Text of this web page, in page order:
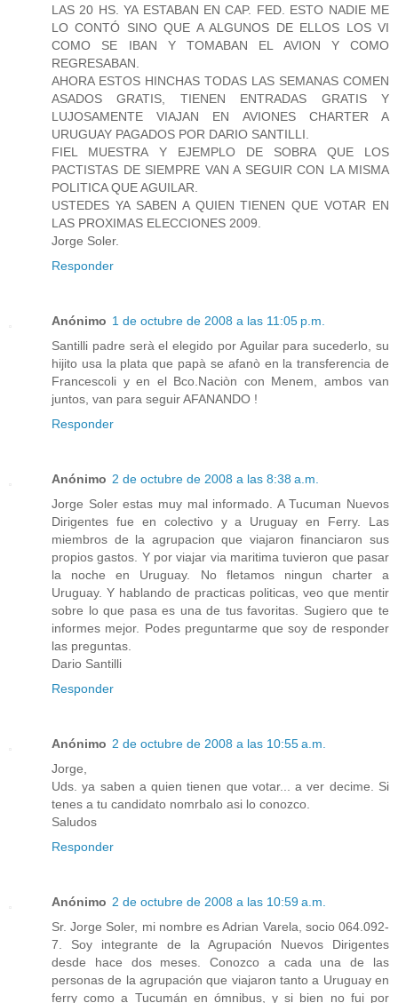
LAS 20 HS. YA ESTABAN EN CAP. FED. ESTO NADIE ME
LO CONTÓ SINO QUE A ALGUNOS DE ELLOS LOS VI
COMO SE IBAN Y TOMABAN EL AVION Y COMO
REGRESABAN.
AHORA ESTOS HINCHAS TODAS LAS SEMANAS COMEN
ASADOS GRATIS, TIENEN ENTRADAS GRATIS Y
LUJOSAMENTE VIAJAN EN AVIONES CHARTER A
URUGUAY PAGADOS POR DARIO SANTILLI.
FIEL MUESTRA Y EJEMPLO DE SOBRA QUE LOS
PACTISTAS DE SIEMPRE VAN A SEGUIR CON LA MISMA
POLITICA QUE AGUILAR.
USTEDES YA SABEN A QUIEN TIENEN QUE VOTAR EN
LAS PROXIMAS ELECCIONES 2009.
Jorge Soler.
Responder
Anónimo 1 de octubre de 2008 a las 11:05 p.m.
Santilli padre serà el elegido por Aguilar para sucederlo, su
hijito usa la plata que papà se afanò en la transferencia de
Francescoli y en el Bco.Naciòn con Menem, ambos van
juntos, van para seguir AFANANDO !
Responder
Anónimo 2 de octubre de 2008 a las 8:38 a.m.
Jorge Soler estas muy mal informado. A Tucuman Nuevos
Dirigentes fue en colectivo y a Uruguay en Ferry. Las
miembros de la agrupacion que viajaron financiaron sus
propios gastos. Y por viajar via maritima tuvieron que pasar
la noche en Uruguay. No fletamos ningun charter a
Uruguay. Y hablando de practicas politicas, veo que mentir
sobre lo que pasa es una de tus favoritas. Sugiero que te
informes mejor. Podes preguntarme que soy de responder
las preguntas.
Dario Santilli
Responder
Anónimo 2 de octubre de 2008 a las 10:55 a.m.
Jorge,
Uds. ya saben a quien tienen que votar... a ver decime. Si
tenes a tu candidato nomrbalo asi lo conozco.
Saludos
Responder
Anónimo 2 de octubre de 2008 a las 10:59 a.m.
Sr. Jorge Soler, mi nombre es Adrian Varela, socio 064.092-
7. Soy integrante de la Agrupación Nuevos Dirigentes
desde hace dos meses. Conozco a cada una de las
personas de la agrupación que viajaron tanto a Uruguay en
ferry como a Tucumán en ómnibus, y si bien no fui por